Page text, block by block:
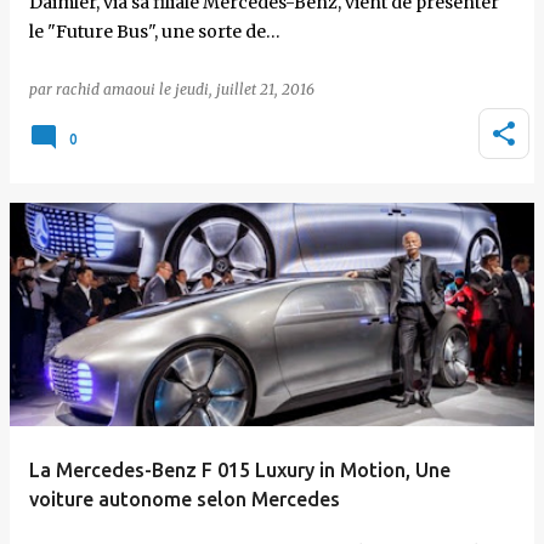
le "Future Bus", une sorte de…
par rachid amaoui le jeudi, juillet 21, 2016
0
La Mercedes-Benz F 015 Luxury in Motion, Une
voiture autonome selon Mercedes